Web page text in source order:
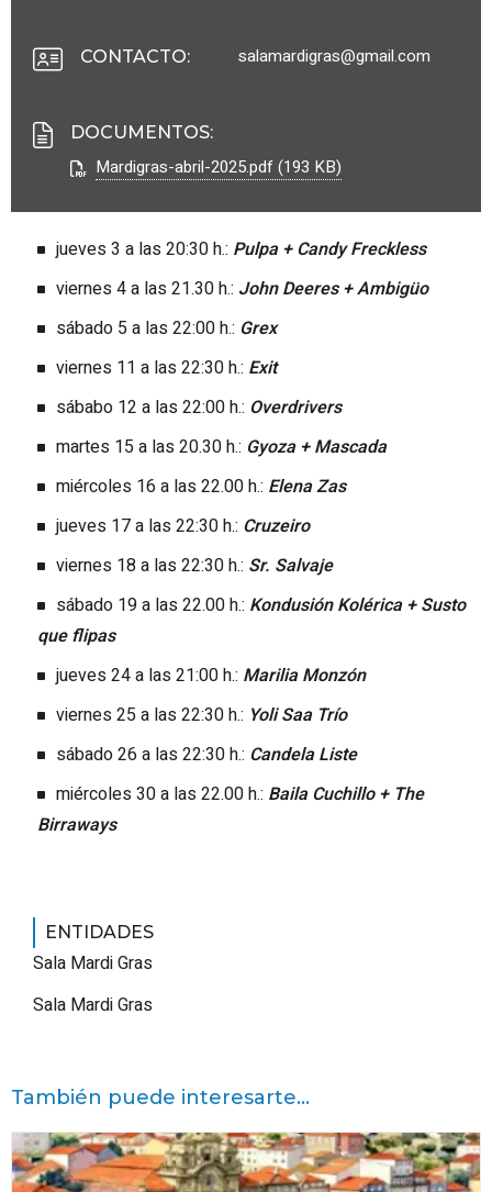
CONTACTO: salamardigras@gmail.com
DOCUMENTOS:
Mardigras-abril-2025.pdf (193 KB)
jueves 3 a las 20:30 h.: Pulpa + Candy Freckless
viernes 4 a las 21.30 h.: John Deeres + Ambigüo
sábado 5 a las 22:00 h.: Grex
viernes 11 a las 22:30 h.: Exit
sábabo 12 a las 22:00 h.: Overdrivers
martes 15 a las 20.30 h.: Gyoza + Mascada
miércoles 16 a las 22.00 h.: Elena Zas
jueves 17 a las 22:30 h.: Cruzeiro
viernes 18 a las 22:30 h.: Sr. Salvaje
sábado 19 a las 22.00 h.: Kondusión Kolérica + Susto
que flipas
jueves 24 a las 21:00 h.: Marilia Monzón
viernes 25 a las 22:30 h.: Yoli Saa Trío
sábado 26 a las 22:30 h.: Candela Liste
miércoles 30 a las 22.00 h.: Baila Cuchillo + The
Birraways
ENTIDADES
Sala Mardi Gras
Sala Mardi Gras
También puede interesarte...